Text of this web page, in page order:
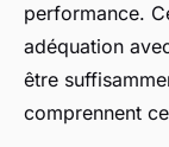
performance.
adéquation
être
comprennent